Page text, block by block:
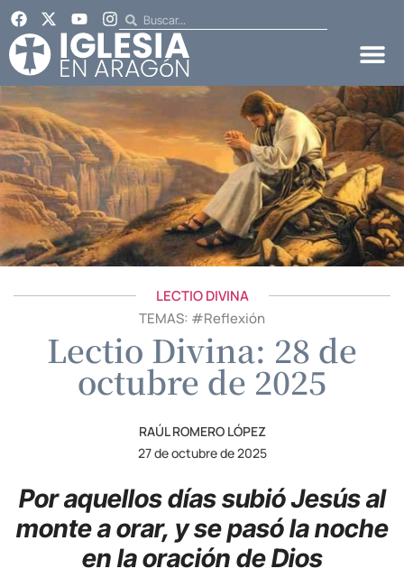
LECTIO DIVINA
TEMAS: #Reflexión
Lectio Divina: 28 de
octubre de 2025
RAÚL ROMERO LÓPEZ
27 de octubre de 2025
Por aquellos días subió Jesús al
monte a orar, y se pasó la noche
en la oración de Dios